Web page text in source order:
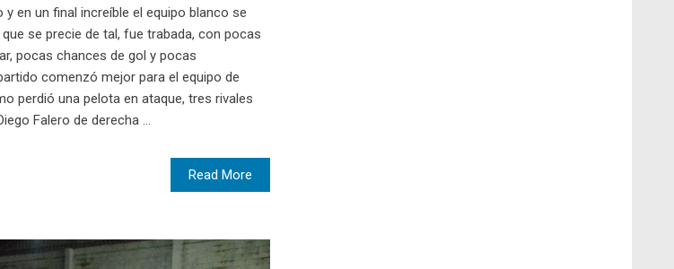
en un final increíble el equipo blanco se
se precie de tal, fue trabada, con pocas
pocas chances de gol y pocas
comenzó mejor para el equipo de
perdió una pelota en ataque, tres rivales
Falero de derecha ...
Read More